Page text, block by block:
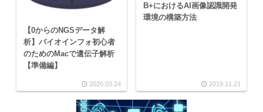
【0からのNGSデータ解
析】バイオインフォ初心者
のためのMacで遺伝子解析
【準備編】
2020.03.24
B+におけるAI画像認識開発
環境の構築方法
2019.11.21